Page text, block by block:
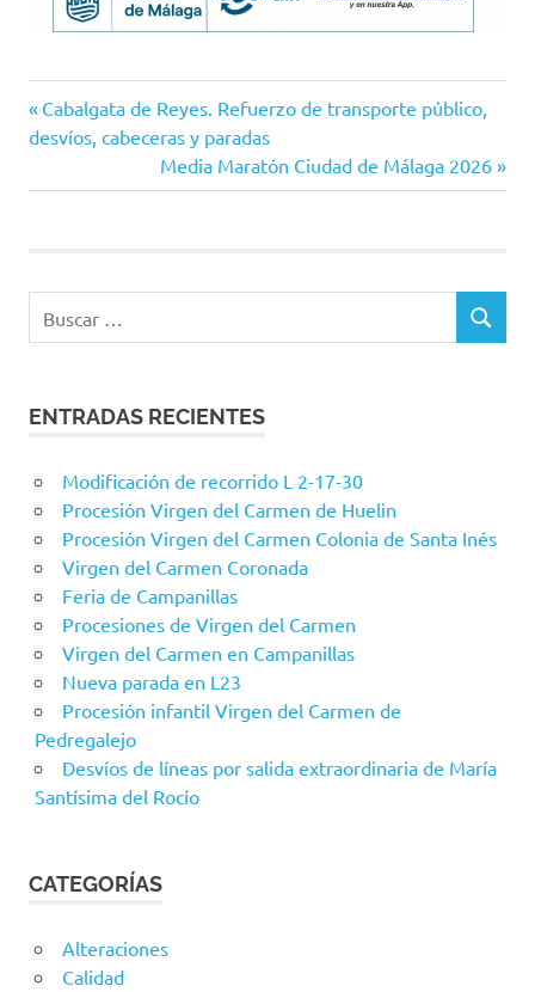
Navegación
Entrada
anterior:
Cabalgata de Reyes. Refuerzo de transporte público,
desvíos, cabeceras y paradas
Siguiente
entrada:
Media Maratón Ciudad de Málaga 2026
BUSCAR
ENTRADAS RECIENTES
Modificación de recorrido L 2-17-30
Procesión Virgen del Carmen de Huelin
Procesión Virgen del Carmen Colonia de Santa Inés
Virgen del Carmen Coronada
Feria de Campanillas
Procesiones de Virgen del Carmen
Virgen del Carmen en Campanillas
Nueva parada en L23
Procesión infantil Virgen del Carmen de
Pedregalejo
Desvíos de líneas por salida extraordinaria de María
Santísima del Rocío
CATEGORÍAS
Alteraciones
Calidad